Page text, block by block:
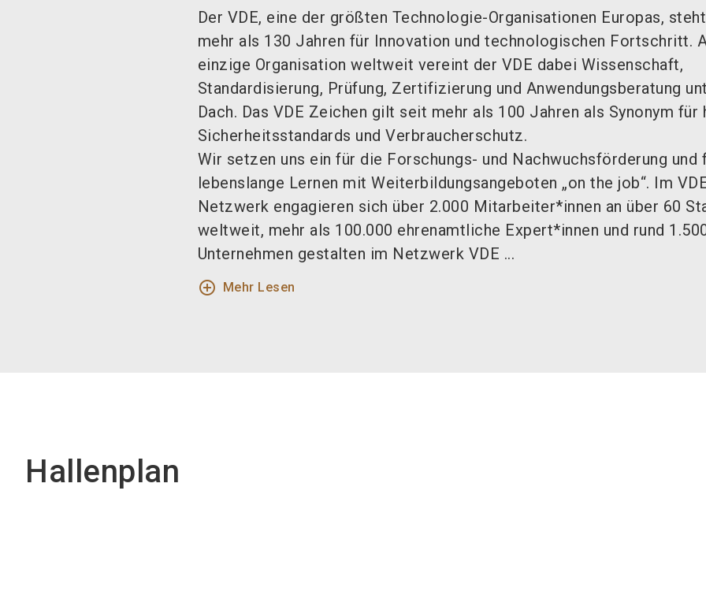
Der VDE, eine der größten Technologie-Organisationen Europas,
mehr als 130 Jahren für Innovation und technologischen Fortschritt.
einzige Organisation weltweit vereint der VDE dabei Wissenschaft,
Standardisierung, Prüfung, Zertifizierung und Anwendungsberatung
Dach. Das VDE Zeichen gilt seit mehr als 100 Jahren als Synonym für
Sicherheitsstandards und Verbraucherschutz.
Wir setzen uns ein für die Forschungs- und Nachwuchsförderung und
lebenslange Lernen mit Weiterbildungsangeboten „on the job“. Im
Netzwerk engagieren sich über 2.000 Mitarbeiter*innen an über 60
weltweit, mehr als 100.000 ehrenamtliche Expert*innen und rund
Unternehmen gestalten im Netzwerk VDE ...
add_circle_outline Mehr Lesen
Hallenplan